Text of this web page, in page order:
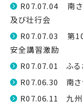
R07.07.04 南
及び壮行会
R07.07.03 第10
安全講習激励
R07.07.01 ふる
R07.06.30 南さ
R07.06.11 九州